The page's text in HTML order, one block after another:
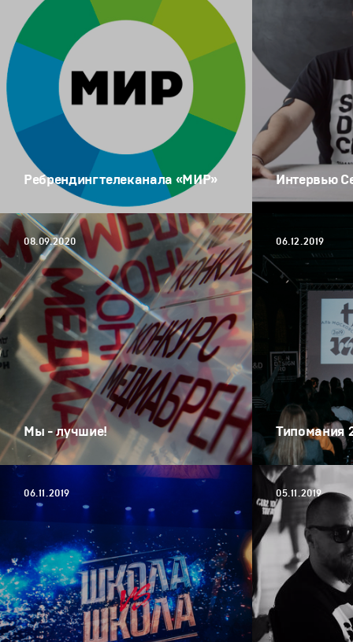
Ребрендинг телеканала «МИР» Интервью
08.09.2020
Мы - лучшие!
06.12.2019
Типомания
06.11.2019 05.11.2019